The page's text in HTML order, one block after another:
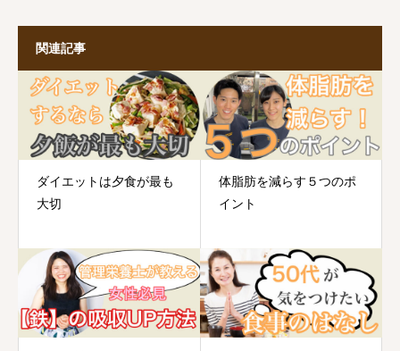
関連記事
ダイエットは夕食が最も
大切
体脂肪を減らす５つのポ
イント